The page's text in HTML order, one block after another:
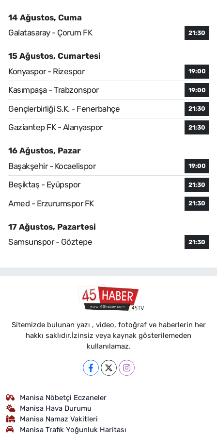
14 Ağustos, Cuma
Galatasaray - Çorum FK
21:30
15 Ağustos, Cumartesi
Konyaspor - Rizespor
19:00
Kasımpaşa - Trabzonspor 19:00
Gençlerbirliği S.K. - Fenerbahçe 21:30
Gaziantep FK - Alanyaspor 21:30
16 Ağustos, Pazar
Başakşehir - Kocaelispor
19:00
Beşiktaş - Eyüpspor 21:30
Amed - Erzurumspor FK 21:30
17 Ağustos, Pazartesi
Samsunspor - Göztepe
21:30
Sitemizde bulunan yazı , video, fotoğraf ve haberlerin her
hakkı saklıdır.İzinsiz veya kaynak gösterilemeden
kullanılamaz.
Manisa Nöbetçi Eczaneler
Manisa Hava Durumu
Manisa Namaz Vakitleri
Manisa Trafik Yoğunluk Haritası